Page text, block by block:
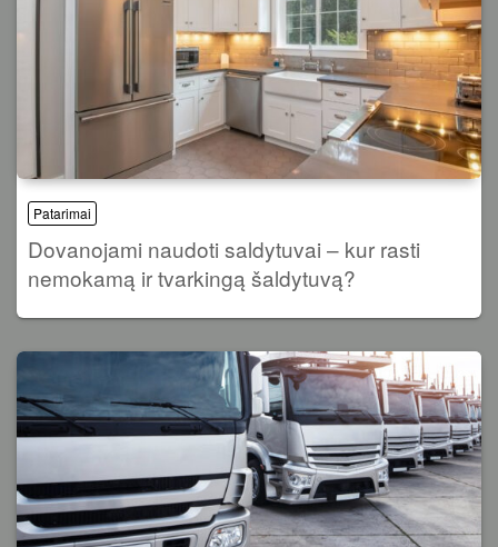
Patarimai
Dovanojami naudoti saldytuvai – kur rasti
nemokamą ir tvarkingą šaldytuvą?